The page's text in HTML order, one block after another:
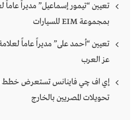
بمجموعة EIM للسيارات
عز العرب
إي اف چي فاينانس تستعرض خطط
تحويلات المصريين بالخارج